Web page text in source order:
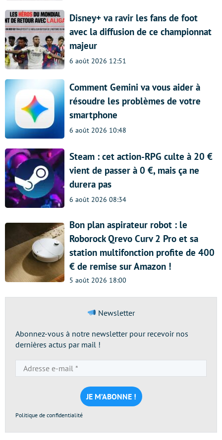
Disney+ va ravir les fans de foot
avec la diffusion de ce championnat
majeur
6 août 2026 12:51
Comment Gemini va vous aider à
résoudre les problèmes de votre
smartphone
6 août 2026 10:48
Steam : cet action-RPG culte à 20 €
vient de passer à 0 €, mais ça ne
durera pas
6 août 2026 08:34
Bon plan aspirateur robot : le
Roborock Qrevo Curv 2 Pro et sa
station multifonction profite de 400
€ de remise sur Amazon !
5 août 2026 18:00
Newsletter
Abonnez-vous à notre newsletter pour recevoir nos
dernières actus par mail !
e-
mail
*
Politique de confidentialité